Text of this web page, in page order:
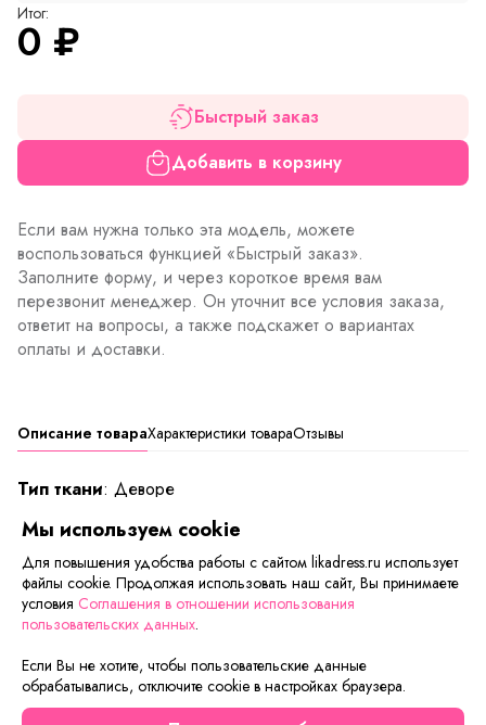
Итог:
0 ₽
Быстрый заказ
Добавить в корзину
Если вам нужна только эта модель, можете
воспользоваться функцией «Быстрый заказ».
Заполните форму, и через короткое время вам
перезвонит менеджер. Он уточнит все условия заказа,
ответит на вопросы, а также подскажет о вариантах
оплаты и доставки.
Описание товараХарактеристики товараОтзывы
Тип ткани: Деворе
Лёгкая футболка свободного силуэта с цельнокроенным
коротким рукавом. Полочку украшает принт. Горловой
вырез круглый.
Сейчас на сайте смотрят
Новинка
Мы используем cookie
Для повышения удобства работы с сайтом likadress.ru использует
файлы cookie. Продолжая использовать наш сайт, Вы принимаете
условия Соглашения в отношении использования
пользовательских данных.
Если Вы не хотите, чтобы пользовательские данные
обрабатывались, отключите cookie в настройках браузера.